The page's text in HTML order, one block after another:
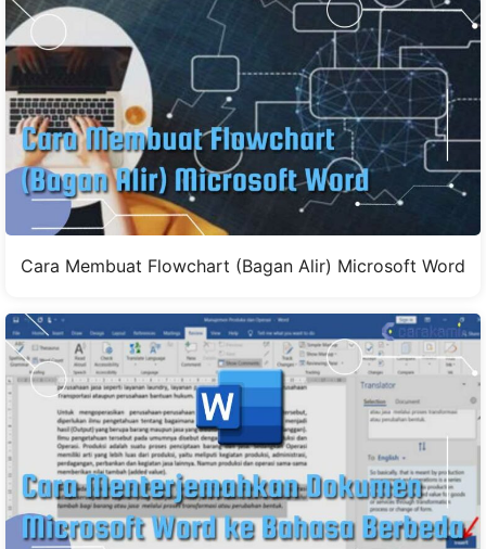
Cara Membuat Flowchart (Bagan Alir) Microsoft Word